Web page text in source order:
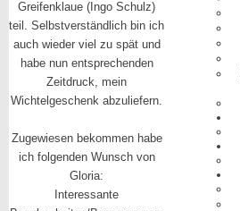
Greifenklaue (Ingo Schulz)
teil. Selbstverständlich bin ich
auch wieder viel zu spät und
habe nun entsprechenden
Zeitdruck, mein
Wichtelgeschenk abzuliefern.
Zugewiesen bekommen habe
ich folgenden Wunsch von
Gloria:
Interessante